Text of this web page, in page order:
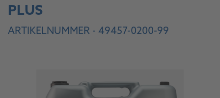
PLUS
ARTIKELNUMMER - 49457-0200-99